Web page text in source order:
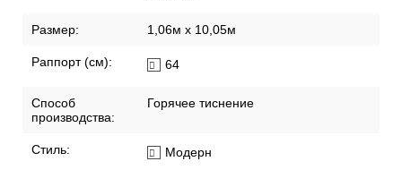
Размер: 1,06м х 10,05м
Раппорт (см): 64
Способ
производства:
Горячее тиснение
Стиль: Модерн